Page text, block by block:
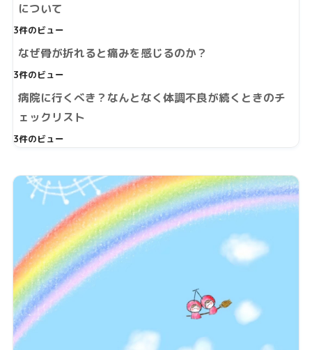
について
3件のビュー
なぜ骨が折れると痛みを感じるのか？
3件のビュー
病院に行くべき？なんとなく体調不良が続くときのチ
ェックリスト
3件のビュー